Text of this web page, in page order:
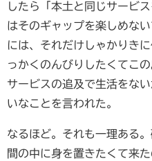
したら「本土と同じサービ
はそのギャップを楽しめな
には、それだけしゃかりき
っかくのんびりしたくてこ
サービスの追及で生活をな
いなことを言われた。
なるほど。それも一理ある
間の中に身を置きたくて来